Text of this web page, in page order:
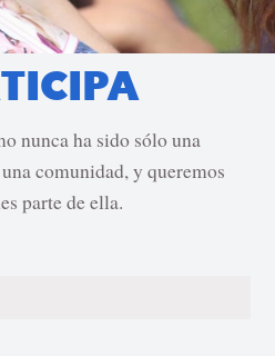
nunca ha sido sólo una
comunidad, y queremos
parte de ella.